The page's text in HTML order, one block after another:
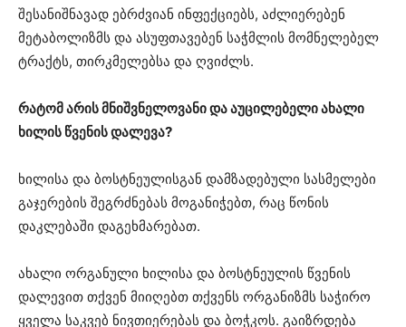
შესანიშნავად ებრძვიან ინფექციებს, აძლიერებენ
მეტაბოლიზმს და ასუფთავებენ საჭმლის მომნელებელ
ტრაქტს, თირკმელებსა და ღვიძლს.
რატომ არის მნიშვნელოვანი და აუცილებელი ახალი
ხილის წვენის დალევა?
ხილისა და ბოსტნეულისგან დამზადებული სასმელები
გაჯერების შეგრძნებას მოგანიჭებთ, რაც წონის
დაკლებაში დაგეხმარებათ.
ახალი ორგანული ხილისა და ბოსტნეულის წვენის
დალევით თქვენ მიიღებთ თქვენს ორგანიზმს საჭირო
ყველა საკვებ ნივთიერებას და ბოჭკოს. გაიზრდება